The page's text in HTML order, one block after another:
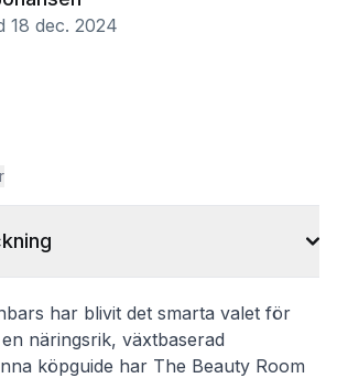
18 dec. 2024
har blivit det smarta valet för
näringsrik, växtbaserad
köpguide har The Beauty Room